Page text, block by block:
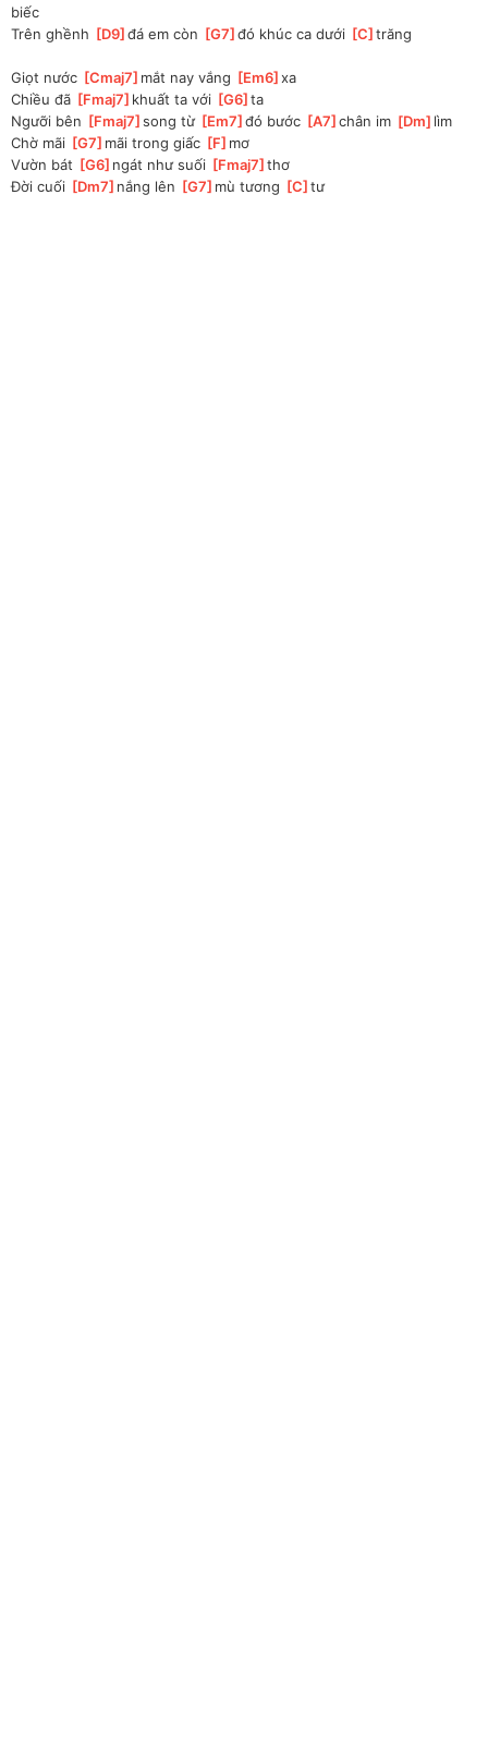
biếc
Trên ghềnh [D9 ]
đá em còn [G7 ]
đó khúc ca dưới [C ]trăng
Giọt nước [Cmaj7 ]mắt nay vắng [Em6 ]
xa
Chiều đã [Fmaj7 ]khuất ta với [G6 ]ta
Ngưỡi bên [Fmaj7 ]
song từ [Em7 ]
đó bước [A7 ]
chân im [Dm ]lìm
Chờ mãi [G7 ]mãi trong giấc [F ]mơ
Vườn bát [G6 ]ngát như suối [Fmaj7 ]thơ
Đời cuối [Dm7 ]nắng lên [G7 ]mù tương [C ]tư